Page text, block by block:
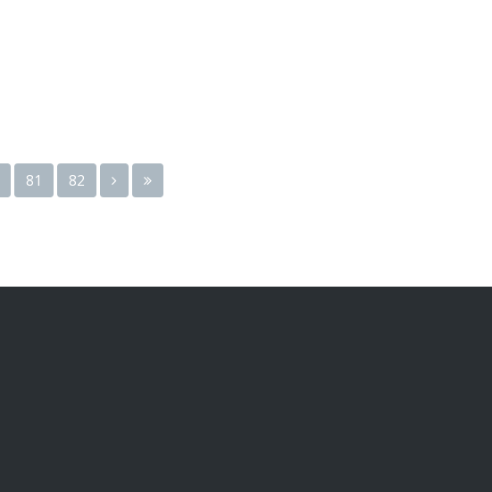
81 82